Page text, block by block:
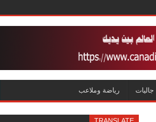
جاليات رياضة وملاعب